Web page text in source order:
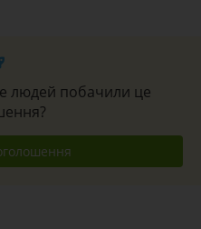
людей побачили це